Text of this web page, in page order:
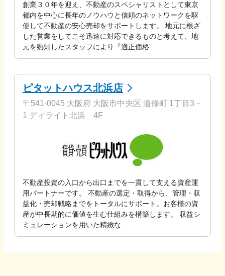
創業３０年を迎え、不動産のスペシャリストとして東京
都内を中心に長年のノウハウと信頼のネットワークを駆
使して不動産の安心売却をサポートします。 地元に根ざ
した営業をしてこそ迅速に対応できるものと考えて、地
元を熟知したスタッフにより『適正価格...
ピタットハウス北浜店
〒541-0045 大阪府 大阪市中央区 道修町 1丁目3－
1 ディライト北浜 4F
不動産投資の入口から出口までを一貫して支える資産運
用パートナーです。 不動産の選定・取得から、管理・収
益化・売却戦略までをトータルにサポート。お客様の資
産が中長期的に価値を生む仕組みを構築します。 収益シ
ミュレーションを用いた精緻な...